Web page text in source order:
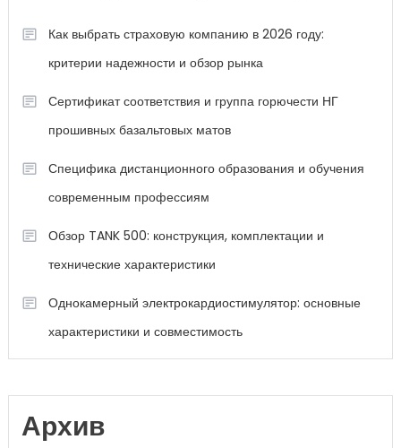
Как выбрать страховую компанию в 2026 году:
критерии надежности и обзор рынка
Сертификат соответствия и группа горючести НГ
прошивных базальтовых матов
Специфика дистанционного образования и обучения
современным профессиям
Обзор TANK 500: конструкция, комплектации и
технические характеристики
Однокамерный электрокардиостимулятор: основные
характеристики и совместимость
Архив